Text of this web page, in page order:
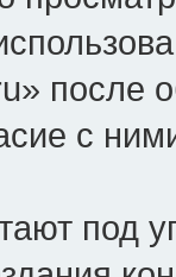
после
с
под